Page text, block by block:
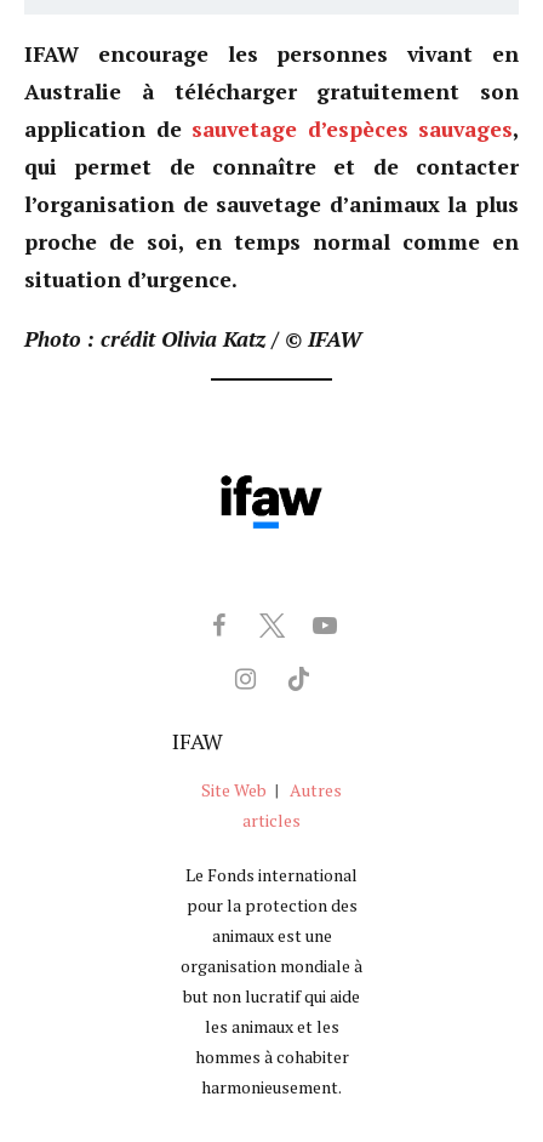
IFAW encourage les personnes vivant en
Australie à télécharger gratuitement son
application de sauvetage d’espèces sauvages,
qui permet de connaître et de contacter
l’organisation de sauvetage d’animaux la plus
proche de soi, en temps normal comme en
situation d’urgence.
Photo : crédit Olivia Katz / © IFAW
IFAW
Site Web | Autres
articles
Le Fonds international
pour la protection des
animaux est une
organisation mondiale à
but non lucratif qui aide
les animaux et les
hommes à cohabiter
harmonieusement.